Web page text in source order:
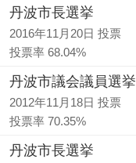
丹波市長選挙
2016年11月20日 投票
投票率 68.04%
丹波市議会議員選挙
2012年11月18日 投票
投票率 70.35%
丹波市長選挙